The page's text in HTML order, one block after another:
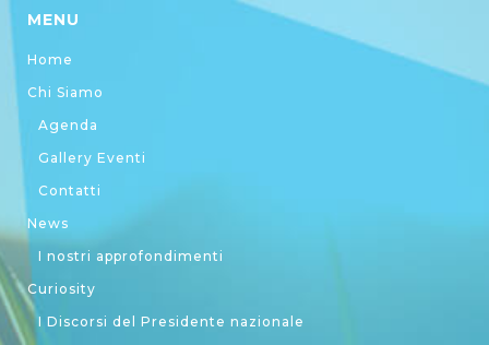
MENU
Home
Chi Siamo
Agenda
Gallery Eventi
Contatti
News
I nostri approfondimenti
Curiosity
I Discorsi del Presidente nazionale